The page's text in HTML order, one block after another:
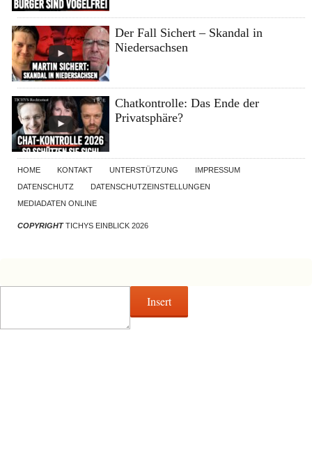
Der Fall Sichert – Skandal in
Niedersachsen
Chatkontrolle: Das Ende der
Privatsphäre?
HOME KONTAKT UNTERSTÜTZUNG
IMPRESSUM
DATENSCHUTZ
DATENSCHUTZEINSTELLUNGEN
MEDIADATEN ONLINE
COPYRIGHTTICHYS EINBLICK 2026
Insert